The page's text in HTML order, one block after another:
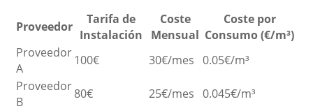
Proveedor
Tarifa de
Instalación
Coste
Mensual
Coste por
Consumo (€/m³)
Proveedor
A
100€ 30€/mes
0.05€/m³
Proveedor
B
80€ 25€/mes
0.045€/m³